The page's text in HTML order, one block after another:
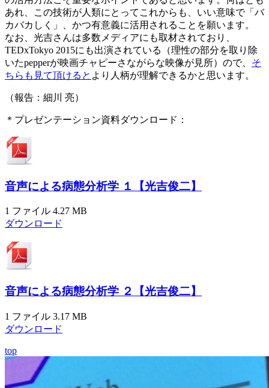
あれ、この技術が人類にとってこれからも、いい意味で「バ
カバカしく」、かつ有意義に活用されることを願います。
なお、光吉さんは多数メディアにも取材されており、
TEDxTokyo 2015にも出演されている（理性の部分を取り除
いたpepperが映画チャピーさながらな映像が見所）ので、 そ
ちらも見て頂けると より人柄が理解できるかと思います。
（報告：細川 亮）
＊プレゼンテーション資料ダウンロード：
音声による病態分析学 １【光吉俊二】
1 ファイル 4.27 MB
ダウンロード
音声による病態分析学 ２【光吉俊二】
1 ファイル 3.17 MB
ダウンロード
top